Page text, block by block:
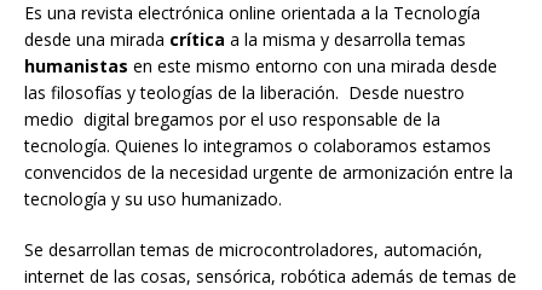
Es una revista electrónica online orientada a la Tecnología
desde una mirada crítica a la misma y desarrolla temas
humanistas en este mismo entorno con una mirada desde
las filosofías y teologías de la liberación. Desde nuestro
medio digital bregamos por el uso responsable de la
tecnología. Quienes lo integramos o colaboramos estamos
convencidos de la necesidad urgente de armonización entre la
tecnología y su uso humanizado.
Se desarrollan temas de microcontroladores, automación,
internet de las cosas, sensórica, robótica además de temas de